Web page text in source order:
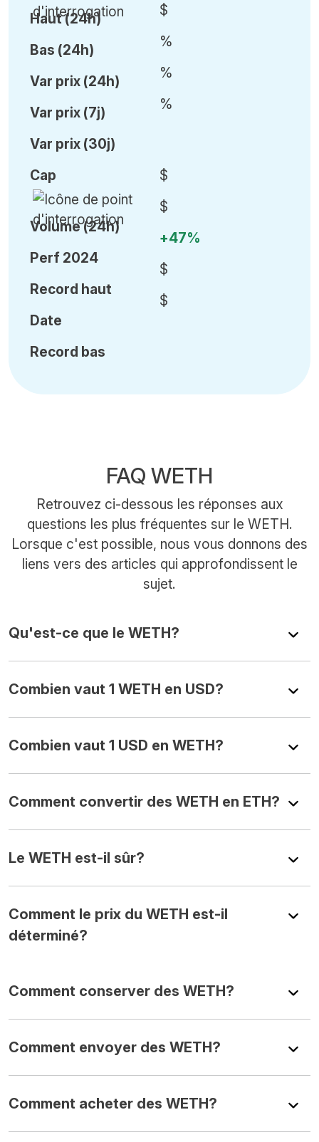
Haut (24h)
Bas (24h)
Var prix (24h)
Var prix (7j)
Var prix (30j)
$
%
%
%
Cap
Volume (24h)
Perf 2024
Record haut
Date
Record bas
$
$
+47%
$
$
FAQ WETH
Retrouvez ci-dessous les réponses aux
questions les plus fréquentes sur le WETH.
Lorsque c'est possible, nous vous donnons des
liens vers des articles qui approfondissent le
sujet.
Qu'est-ce que le WETH?
Combien vaut 1 WETH en USD?
Combien vaut 1 USD en WETH?
Comment convertir des WETH en ETH?
Le WETH est-il sûr?
Comment le prix du WETH est-il
déterminé?
Comment conserver des WETH?
Comment envoyer des WETH?
Comment acheter des WETH?